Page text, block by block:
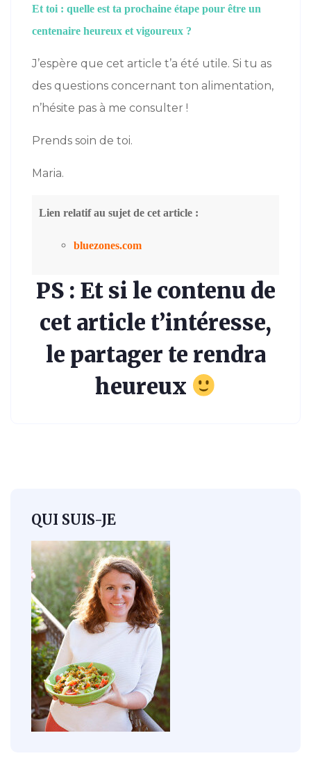
Et toi : quelle est ta prochaine étape pour être un
centenaire heureux et vigoureux ?
J’espère que cet article t’a été utile. Si tu as
des questions concernant ton alimentation,
n’hésite pas à me consulter !
Prends soin de toi.
Maria.
Lien relatif au sujet de cet article :
bluezones.com
PS : Et si le contenu de
cet article t’intéresse,
le partager te rendra
heureux
QUI SUIS-JE